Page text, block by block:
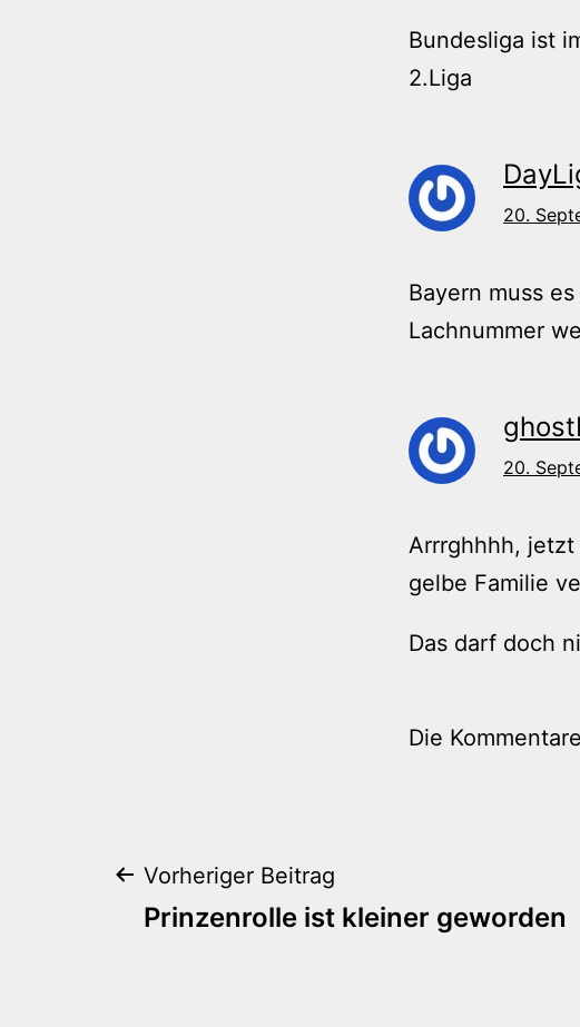
Bundesliga ist
2.Liga
20.
Bayern muss
Lachnummer
20.
Arrrghhhh,
gelbe Familie
Das darf doch
Die
Beitragsnavigation
Vorheriger Beitrag
Prinzenrolle ist kleiner geworden